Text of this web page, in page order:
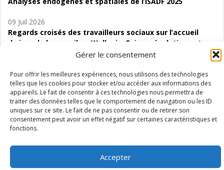
Gérer le consentement
Pour offrir les meilleures expériences, nous utilisons des technologies
telles que les cookies pour stocker et/ou accéder aux informations des
appareils. Le fait de consentir à ces technologies nous permettra de
traiter des données telles que le comportement de navigation ou les ID
uniques sur ce site. Le fait de ne pas consentir ou de retirer son
consentement peut avoir un effet négatif sur certaines caractéristiques et
fonctions.
Accepter
09 Juil 2026
Regards croisés des travailleurs sociaux sur l’accueil
de jour de bas seuil en Wallonie. Enjeux, évolutions et
06 Juil 2026
Étude d’évaluabilité des Structures
d’accompagnement à l’autocréation d’emploi (SAACE)
01 Juil 2026
Pénurie du personnel infirmier :quels indicateurs
Wallonie ?